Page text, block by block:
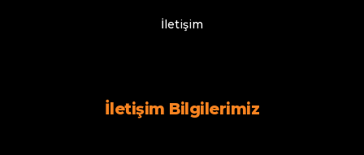
İletişim
İletişim Bilgilerimiz